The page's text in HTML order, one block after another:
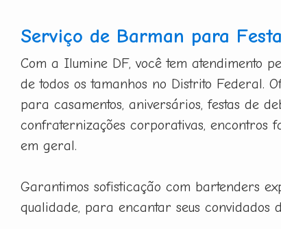
Serviço de Barman para
Com a Ilumine DF, você tem atendimento
de todos os tamanhos no Distrito Federal.
para casamentos, aniversários, festas de
confraternizações corporativas, encontros
em geral.
Garantimos sofisticação com bartenders
qualidade, para encantar seus convidados